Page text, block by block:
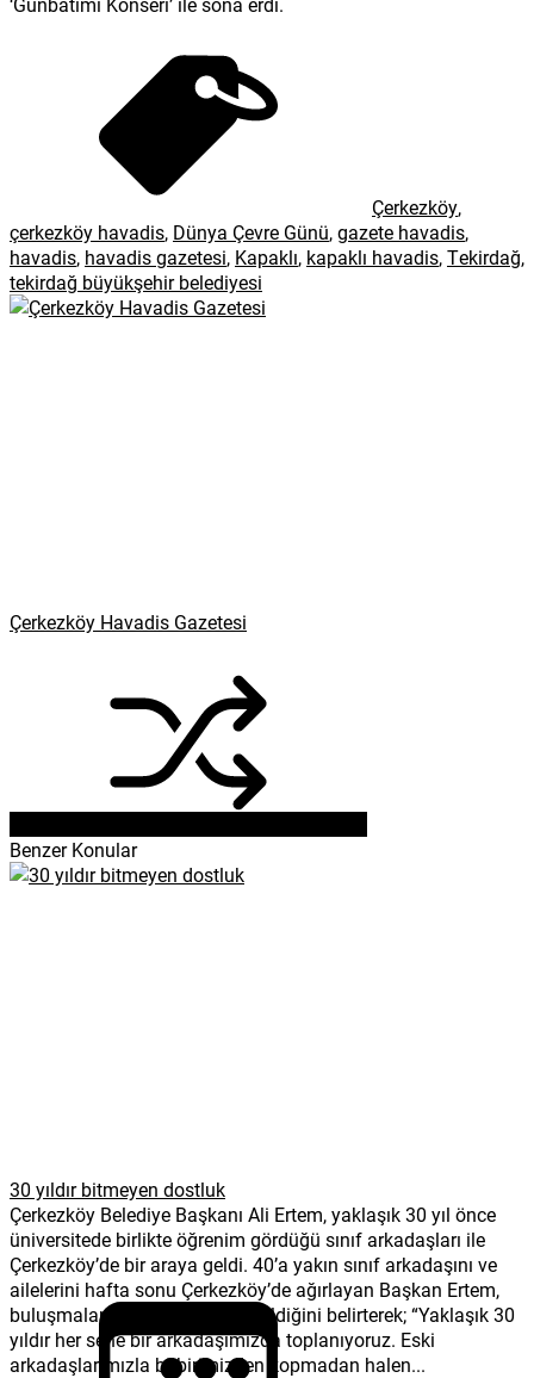
Çerkezköy,
çerkezköy havadis, Dünya Çevre Günü,gazete havadis,
havadis, havadis gazetesi, Kapaklı, kapaklı havadis,Tekirdağ,
tekirdağ büyükşehir belediyesi
Çerkezköy Havadis Gazetesi
Benzer Konular
30 yıldır bitmeyen dostluk
Çerkezköy Belediye Başkanı Ali Ertem, yaklaşık 30 yıl önce
üniversitede birlikte öğrenim gördüğü sınıf arkadaşları ile
Çerkezköy’de bir araya geldi. 40’a yakın sınıf arkadaşını ve
ailelerini hafta sonu Çerkezköy’de ağırlayan Başkan Ertem,
buluşmaların gelenek haline geldiğini belirterek; “Yaklaşık 30
yıldır her sene bir arkadaşımızda toplanıyoruz. Eski
arkadaşlarımızla birbirimizden kopmadan halen...